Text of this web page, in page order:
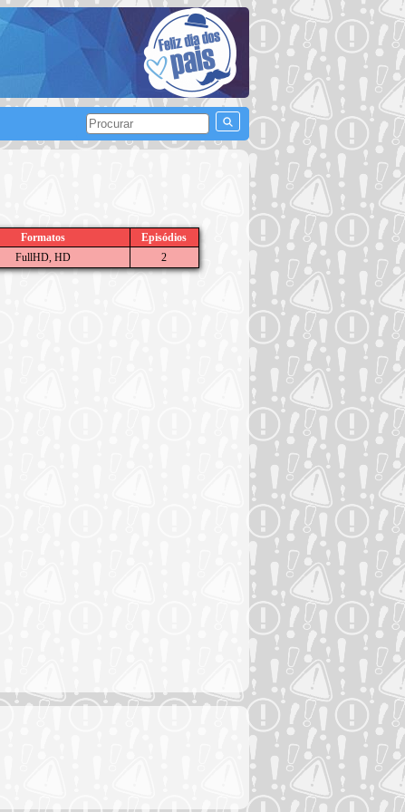
Formatos
Episódios
FullHD, HD 2